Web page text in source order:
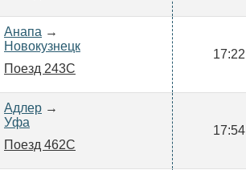
Анапа →
Новокузнецк
Поезд 243С
17:22
Адлер →
Уфа
Поезд 462С
17:54